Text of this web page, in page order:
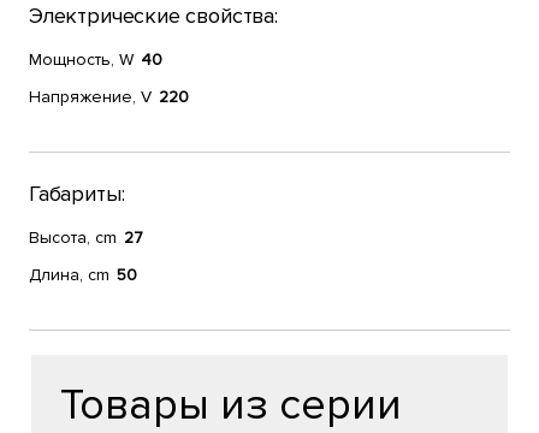
Электрические свойства:
Мощность, W 40
Напряжение, V 220
Габариты:
Высота, cm 27
Длина, cm 50
Товары из серии